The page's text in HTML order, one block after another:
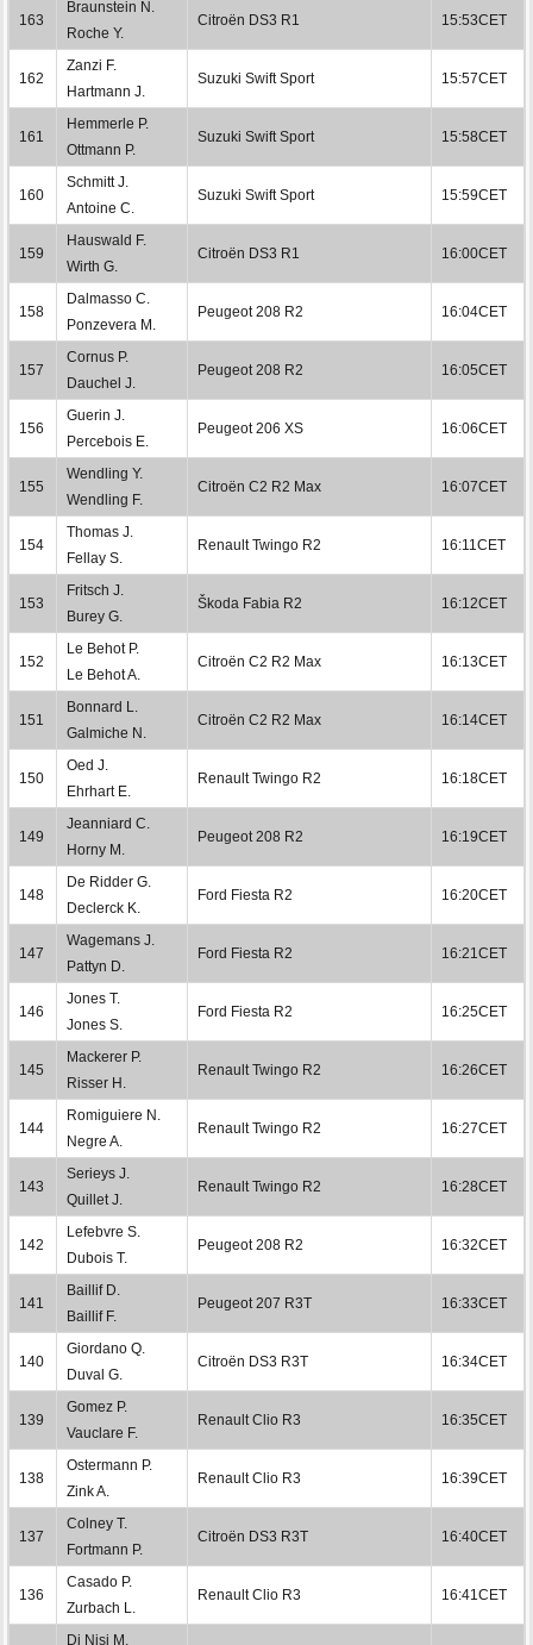
163
Braunstein N.
Roche Y.
Citroën DS3 R1 15:53CET
162
Zanzi F.
Hartmann J.
Suzuki Swift Sport 15:57CET
161
Hemmerle P.
Ottmann P.
Suzuki Swift Sport 15:58CET
160
Schmitt J.
Antoine C.
Suzuki Swift Sport 15:59CET
159
Hauswald F.
Wirth G.
Citroën DS3 R1 16:00CET
158
Dalmasso C.
Ponzevera M.
Peugeot 208 R2 16:04CET
157
Cornus P.
Dauchel J.
Peugeot 208 R2 16:05CET
156
Guerin J.
Percebois E.
Peugeot 206 XS 16:06CET
155
Wendling Y.
Wendling F.
Citroën C2 R2 Max 16:07CET
154
Thomas J.
Fellay S.
Renault Twingo R2 16:11CET
153
Fritsch J.
Burey G.
Škoda Fabia R2 16:12CET
152
Le Behot P.
Le Behot A.
Citroën C2 R2 Max 16:13CET
151
Bonnard L.
Galmiche N.
Citroën C2 R2 Max 16:14CET
150
Oed J.
Ehrhart E.
Renault Twingo R2 16:18CET
149
Jeanniard C.
Horny M.
Peugeot 208 R2 16:19CET
148
De Ridder G.
Declerck K.
Ford Fiesta R2 16:20CET
147
Wagemans J.
Pattyn D.
Ford Fiesta R2 16:21CET
146
Jones T.
Jones S.
Ford Fiesta R2 16:25CET
145
Mackerer P.
Risser H.
Renault Twingo R2 16:26CET
144
Romiguiere N.
Negre A.
Renault Twingo R2 16:27CET
143
Serieys J.
Quillet J.
Renault Twingo R2 16:28CET
142
Lefebvre S.
Dubois T.
Peugeot 208 R2 16:32CET
141
Baillif D.
Baillif F.
Peugeot 207 R3T 16:33CET
140
Giordano Q.
Duval G.
Citroën DS3 R3T 16:34CET
139
Gomez P.
Vauclare F.
Renault Clio R3 16:35CET
138
Ostermann P.
Zink A.
Renault Clio R3 16:39CET
137
Colney T.
Fortmann P.
Citroën DS3 R3T 16:40CET
136
Casado P.
Zurbach L.
Renault Clio R3 16:41CET
Di Nisi M.